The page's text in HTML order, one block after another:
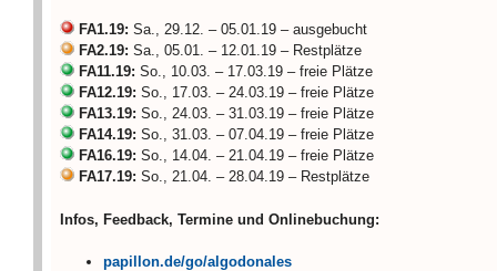
FA1.19: Sa., 29.12. – 05.01.19 – ausgebucht
FA2.19: Sa., 05.01. – 12.01.19 – Restplätze
FA11.19: So., 10.03. – 17.03.19 – freie Plätze
FA12.19: So., 17.03. – 24.03.19 – freie Plätze
FA13.19: So., 24.03. – 31.03.19 – freie Plätze
FA14.19: So., 31.03. – 07.04.19 – freie Plätze
FA16.19: So., 14.04. – 21.04.19 – freie Plätze
FA17.19: So., 21.04. – 28.04.19 – Restplätze
Infos, Feedback, Termine und Onlinebuchung:
papillon.de/go/algodonales